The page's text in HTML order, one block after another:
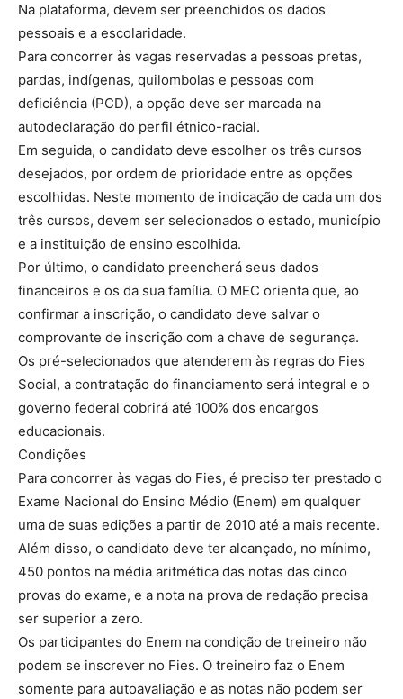
Na plataforma, devem ser preenchidos os dados
pessoais e a escolaridade.
Para concorrer às vagas reservadas a pessoas pretas,
pardas, indígenas, quilombolas e pessoas com
deficiência (PCD), a opção deve ser marcada na
autodeclaração do perfil étnico-racial.
Em seguida, o candidato deve escolher os três cursos
desejados, por ordem de prioridade entre as opções
escolhidas. Neste momento de indicação de cada um dos
três cursos, devem ser selecionados o estado, município
e a instituição de ensino escolhida.
Por último, o candidato preencherá seus dados
financeiros e os da sua família. O MEC orienta que, ao
confirmar a inscrição, o candidato deve salvar o
comprovante de inscrição com a chave de segurança.
Os pré-selecionados que atenderem às regras do Fies
Social, a contratação do financiamento será integral e o
governo federal cobrirá até 100% dos encargos
educacionais.
Condições
Para concorrer às vagas do Fies, é preciso ter prestado o
Exame Nacional do Ensino Médio (Enem) em qualquer
uma de suas edições a partir de 2010 até a mais recente.
Além disso, o candidato deve ter alcançado, no mínimo,
450 pontos na média aritmética das notas das cinco
provas do exame, e a nota na prova de redação precisa
ser superior a zero.
Os participantes do Enem na condição de treineiro não
podem se inscrever no Fies. O treineiro faz o Enem
somente para autoavaliação e as notas não podem ser